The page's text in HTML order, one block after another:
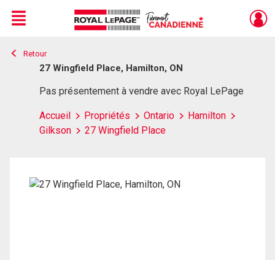
Live
En Direct
Menu
Retour
27 Wingfield Place, Hamilton, ON
Pas présentement à vendre avec Royal LePage
Accueil Propriétés Ontario
Hamilton
Gilkson
27 Wingfield Place